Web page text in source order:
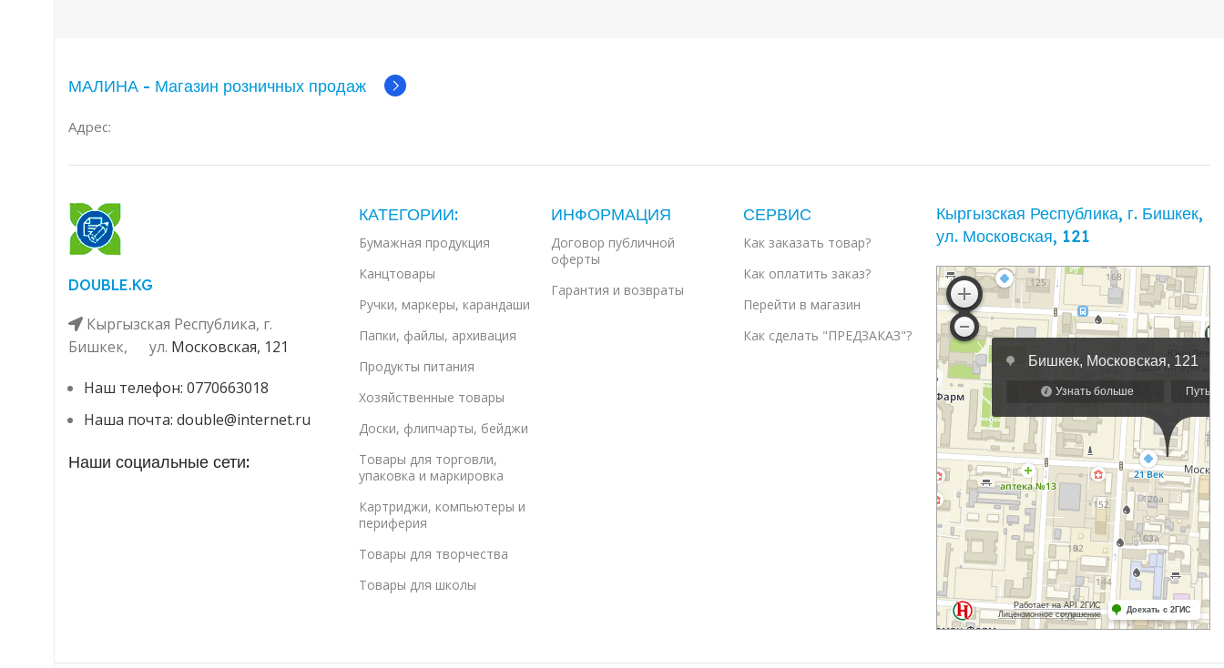
МАЛИНА - Магазин розничных продаж
Адрес:
DOUBLE.KG
Кыргызская Республика, г.
Бишкек, ул. ​ Московская, 121
Наш телефон: 0770663018
Наша почта: double@internet.ru
Наши социальные сети:
КАТЕГОРИИ:
Бумажная продукция
Канцтовары
Ручки, маркеры, карандаши
Папки, файлы, архивация
Продукты питания
Хозяйственные товары
Доски, флипчарты, бейджи
Товары для торговли,
упаковка и маркировка
Картриджи, компьютеры и
периферия
Товары для творчества
Товары для школы
ИНФОРМАЦИЯ
Договор публичной
оферты
Гарантия и возвраты
СЕРВИС
Как заказать товар?
Как оплатить заказ?
Перейти в магазин
Как сделать "ПРЕДЗАКАЗ"?
Кыргызская Республика, г. Бишкек,
ул. ​Московская, 121